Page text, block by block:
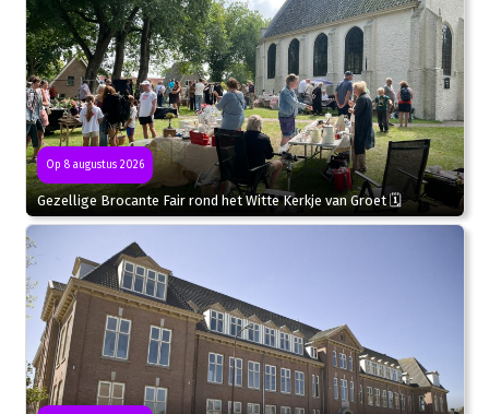
Op 8 augustus 2026
Gezellige Brocante Fair rond het Witte Kerkje van Groet 🗓